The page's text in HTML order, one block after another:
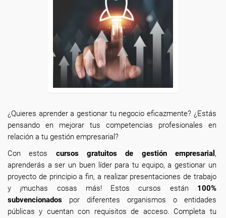
¿Quieres aprender a gestionar tu negocio eficazmente? ¿Estás
pensando en mejorar tus competencias profesionales en
relación a tu gestión empresarial?
Con estos cursos gratuitos de gestión empresarial ,
aprenderás a ser un buen líder para tu equipo, a gestionar un
proyecto de principio a fin, a realizar presentaciones de trabajo
y ¡muchas cosas más! Estos cursos están 100%
subvencionados por diferentes organismos o entidades
públicas y cuentan con requisitos de acceso. Completa tu